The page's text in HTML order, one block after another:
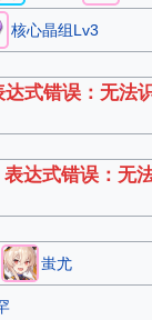
核心晶组Lv3
达式错误：无法
表达式错误：无
蚩尤